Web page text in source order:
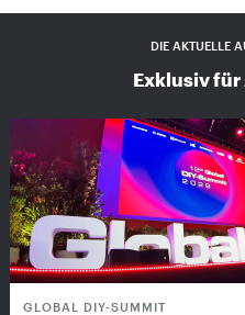
DIE AKTUELLE
Exklusiv
GLOBAL DIY-SUMMIT